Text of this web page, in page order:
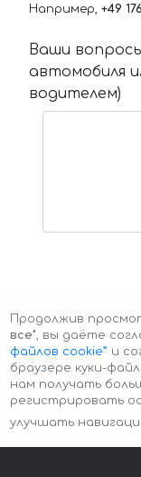
Например, +49
Ваши
автомобиля
водителем)
Авторские
Продолжив
все", вы даёте
файлов cookie” и
браузере куки-
нам получать
регистрировать
улучшать